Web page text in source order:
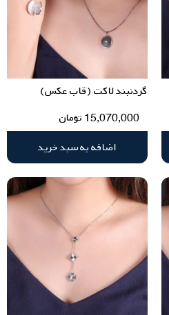
گردنبند لاکت (قاب عکس)
15,070,000 تومان
اضافه به سبد خرید